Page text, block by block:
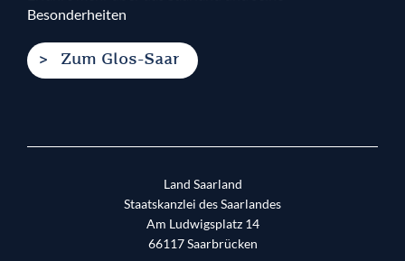
Besonderheiten
Zum Glos-Saar
Land Saarland
Staatskanzlei des Saarlandes
Am Ludwigsplatz 14
66117 Saarbrücken